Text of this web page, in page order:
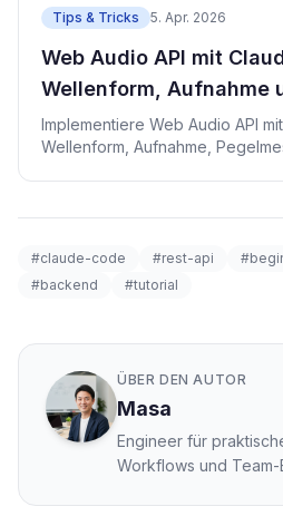
Tips & Tricks 5. Apr. 2026
Web Audio API mit
Wellenform, Aufnahme
Implementiere Web Audio API
Wellenform, Aufnahme,
#claude-code #rest-api
#backend
#tutorial
ÜBER DEN AUTOR
Masa
Engineer für
Workflows und Team-